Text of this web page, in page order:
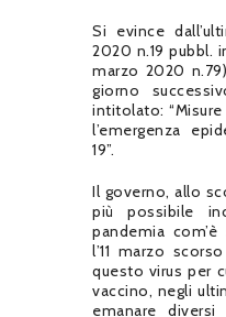
Si evince
2020 n.19 pubbl.
marzo 2020
giorno
intitolato:
l’emergenza
19”.
Il governo, allo
più possibile
pandemia
l’11 marzo
questo virus per
vaccino, negli
emanare